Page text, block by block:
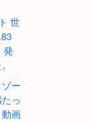
世
発
ー
っ
画